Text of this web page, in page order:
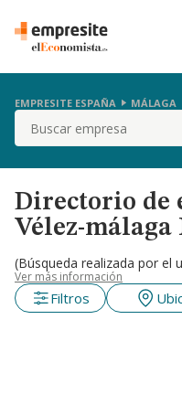
EMPRESITE ESPAÑA MÁLAGA
Buscar
Directorio de
Vélez-málaga
(Búsqueda realizada por el
Ver más información
Filtros